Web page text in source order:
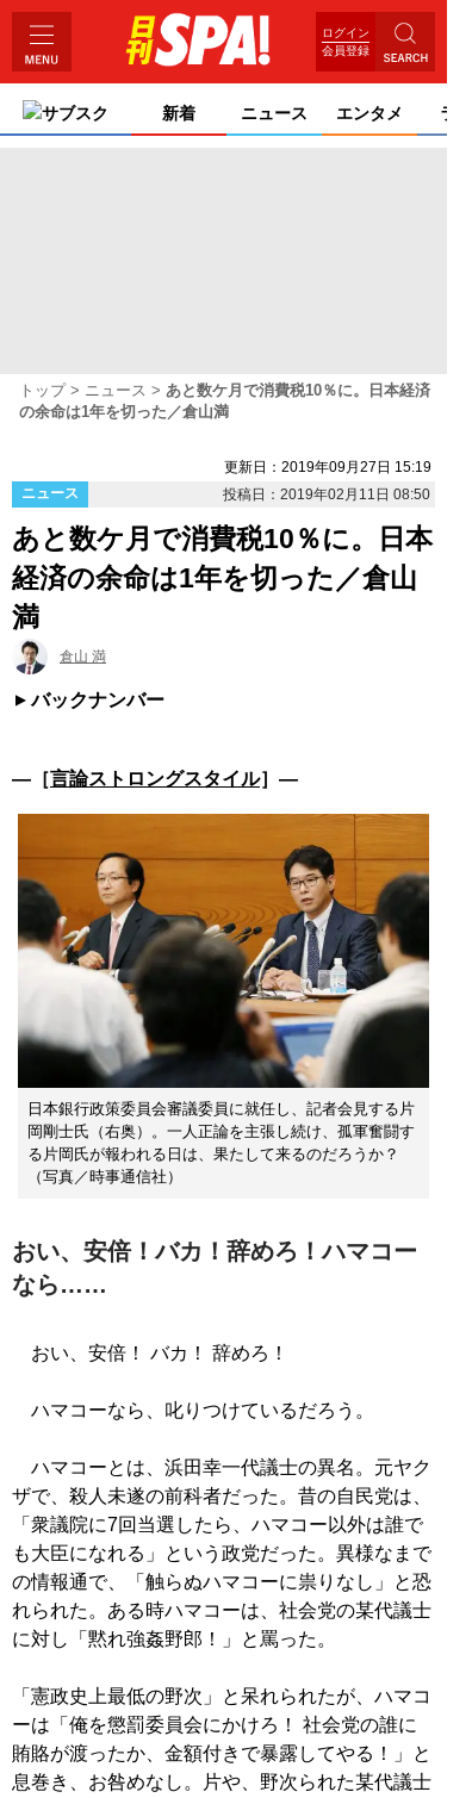
ログイン
会員登録
サブスク 新着 ニュース エンタメ ライ
トップ ニュース
あと数ケ月で消費税10％に。日本経済
の余命は1年を切った／倉山満
更新日：2019年09月27日 15:19
ニュース
投稿日：2019年02月11日 08:50
あと数ケ月で消費税10％に。日本
経済の余命は1年を切った／倉山
満
倉山 満
バックナンバー
―［言論ストロングスタイル］―
日本銀行政策委員会審議委員に就任し、記者会見する片
岡剛士氏（右奥）。一人正論を主張し続け、孤軍奮闘す
る片岡氏が報われる日は、果たして来るのだろうか？
（写真／時事通信社）
おい、安倍！バカ！辞めろ！ハマコー
なら……
おい、安倍！ バカ！ 辞めろ！
ハマコーなら、叱りつけているだろう。
ハマコーとは、浜田幸一代議士の異名。元ヤク
ザで、殺人未遂の前科者だった。昔の自民党は、
「衆議院に7回当選したら、ハマコー以外は誰で
も大臣になれる」という政党だった。異様なまで
の情報通で、「触らぬハマコーに祟りなし」と恐
れられた。ある時ハマコーは、社会党の某代議士
に対し「黙れ強姦野郎！」と罵った。
「憲政史上最低の野次」と呆れられたが、ハマコ
ーは「俺を懲罰委員会にかけろ！ 社会党の誰に
賄賂が渡ったか、金額付きで暴露してやる！」と
息巻き、お咎めなし。片や、野次られた某代議士